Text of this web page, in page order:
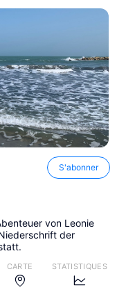
S'abonner
von Leonie
der
CARTE STATISTIQUES